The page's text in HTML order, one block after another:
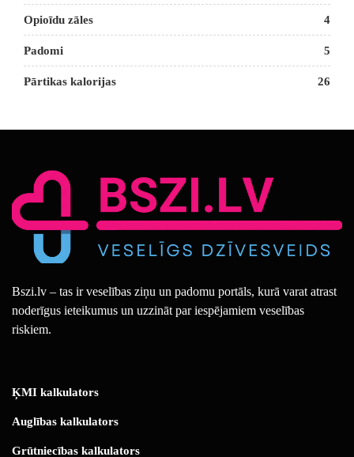
Opioīdu zāles 4
Padomi 5
Pārtikas kalorijas 26
Bszi.lv – tas ir veselības ziņu un padomu portāls, kurā varat atrast
noderīgus ieteikumus un uzzināt par iespējamiem veselības
riskiem.
ĶMI kalkulators
Auglības kalkulators
Grūtniecības kalkulators